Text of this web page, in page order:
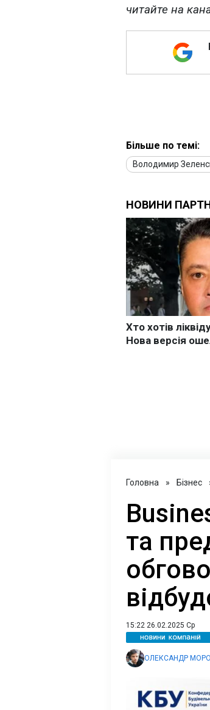
читайте на
Більше по темі:
Володимир
Головна » Бізнес
та
15:22 26.02.2025 Ср
ОЛЕКСАНДР